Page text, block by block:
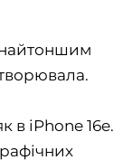
в iPhone 16e.